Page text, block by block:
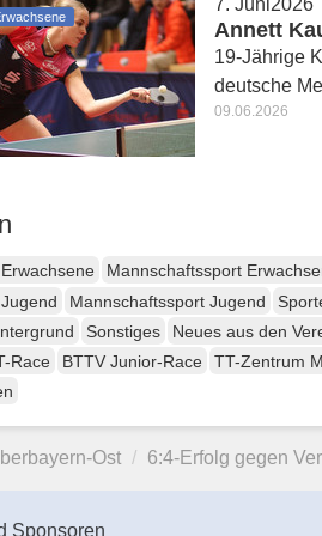
7. Juni2026
Annett
19-Jährige
deutsche
09.06.2026
Mannschaftssport
Mannschaftssport Jugend
Sonstiges
Neues aus den
Race
BTTV Junior-Race
TT-Zentrum
Ost 6:4-Erfolg gegen
Sponsoren